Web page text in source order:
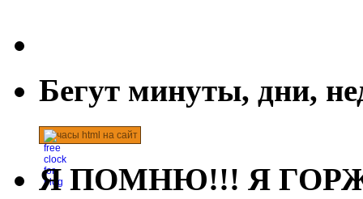
Бегут минуты, дни,
часы html на сайт
Я ПОМНЮ!!! Я